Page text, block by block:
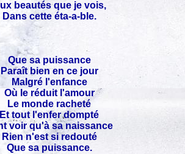
beautés que je vois,
Dans cette éta-a-ble.
Que sa puissance
Paraît bien en ce jour
Malgré l'enfance
Où le réduit l'amour
Le monde racheté
Et tout l'enfer dompté
voir qu'à sa naissance
Rien n'est si redouté
Que sa puissance.